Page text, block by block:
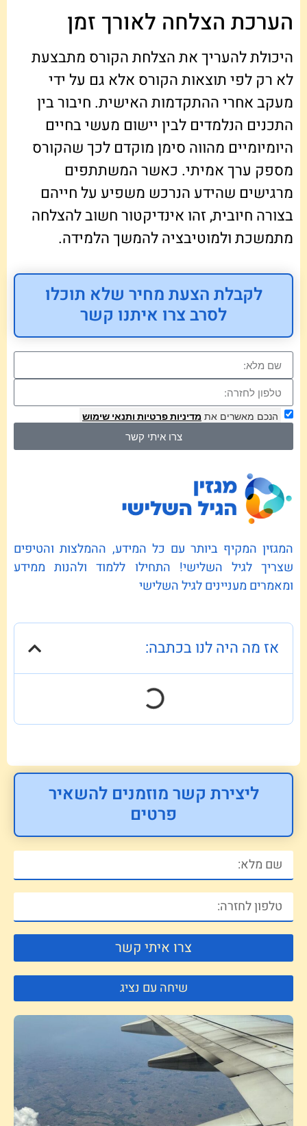
הערכת הצלחה לאורך זמן
היכולת להעריך את הצלחת הקורס מתבצעת
לא רק לפי תוצאות הקורס אלא גם על ידי
מעקב אחרי ההתקדמות האישית. חיבור בין
התכנים הנלמדים לבין יישום מעשי בחיים
היומיומיים מהווה סימן מוקדם לכך שהקורס
מספק ערך אמיתי. כאשר המשתתפים
מרגישים שהידע הנרכש משפיע על חייהם
בצורה חיובית, זהו אינדיקטור חשוב להצלחה
מתמשכת ולמוטיבציה להמשך הלמידה.
לקבלת הצעת מחיר שלא תוכלו
לסרב צרו איתנו קשר
הנכם מאשרים את מדיניות פרטיות ותנאי שימוש
צרו איתי קשר
המגזין המקיף ביותר עם כל המידע, ההמלצות והטיפים
שצריך לגיל השלישי! התחילו ללמוד ולהנות ממידע
ומאמרים מעניינים לגיל השלישי
אז מה היה לנו בכתבה:
ליצירת קשר מוזמנים להשאיר
פרטים
צרו איתי קשר
שיחה עם נציג